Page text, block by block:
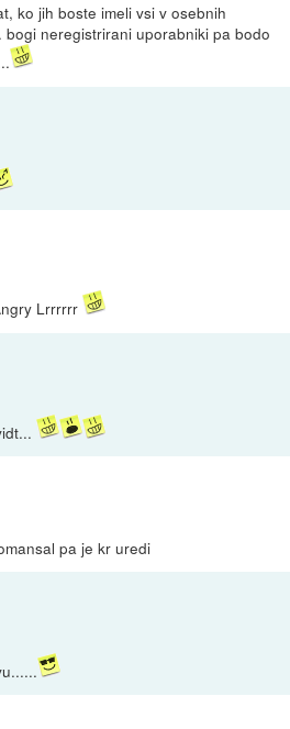
ko jih boste imeli vsi v osebnih
bogi neregistrirani uporabniki pa bodo
Lrrrrrr
pa je kr uredi